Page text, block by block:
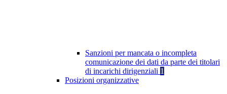
Sanzioni per mancata o incompleta
comunicazione dei dati da parte dei titolari
di incarichi dirigenziali 1
Posizioni organizzative